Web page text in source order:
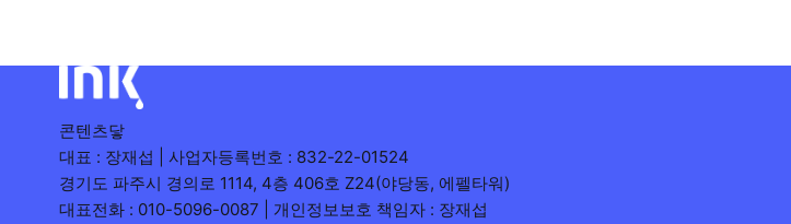
이미지에 빗대어 풀어낸 것이 특징입니다.
'빠르지만
관
콘텐츠닿
대표 : 장재섭 | 사업자등록번호 : 832-22-01524
경기도 파주시 경의로 1114, 4층 406호 Z24(야당동, 에펠타워)
대표전화 : 010-5096-0087 | 개인정보보호 책임자 : 장재섭